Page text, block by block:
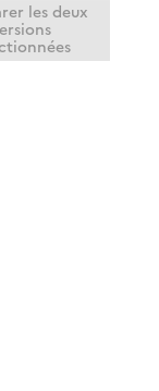
les deux